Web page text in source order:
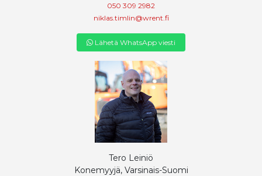
050 309 2982
niklas.timlin@wrent.fi
Lähetä WhatsApp viesti
Tero Leiniö
Konemyyjä, Varsinais-Suomi